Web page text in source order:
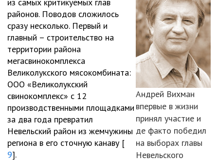
Андрей Вихман
впервые в жизни
принял участие и
де факто победил
на выборах главы
Невельского
районов. Поводов сложилось
сразу несколько. Первый и
главный – строительство на
территории района
мегасвинокомплекса
Великолукского мясокомбината:
ООО «Великолукский
свинокомплекс» с 12
производственными площадками
за два года превратил
Невельский район из жемчужины
региона в его сточную канаву [
9].